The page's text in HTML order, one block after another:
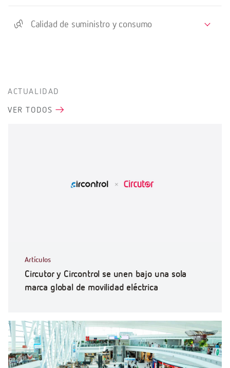
Calidad de suministro y consumo
ACTUALIDAD
VER TODOS
Artículos
Circutor y Circontrol se unen bajo una sola
marca global de movilidad eléctrica